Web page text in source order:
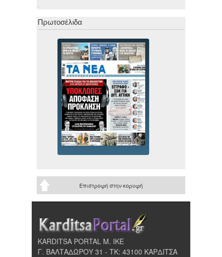
.
Πρωτοσέλιδα
Επιστροφή στην κορυφή
KARDITSA PORTAL Μ. ΙΚΕ
Γ. ΒΑΛΤΑΔΩΡΟΥ 31 - ΤΚ: 43100 ΚΑΡΔΙΤΣΑ